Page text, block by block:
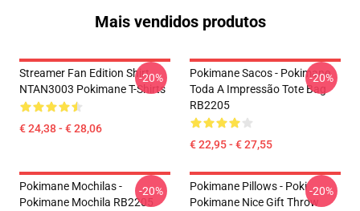
Mais vendidos produtos
Streamer Fan Edition Shirt
NTAN3003 Pokimane T-Shirts
€ 24,38 - € 28,06
-20%
Pokimane Sacos - Pokimane
Toda A Impressão Tote Bag
RB2205
€ 22,95 - € 27,55
-20%
Pokimane Mochilas -
Pokimane Mochila RB2205
-20%
Pokimane Pillows - Poki
Pokimane Nice Gift Throw
-20%